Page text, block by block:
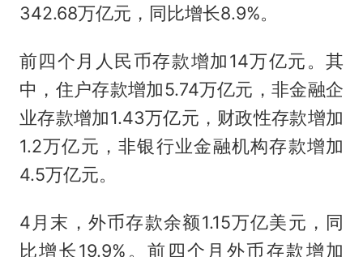
342.68万亿元，同比增长8.9%。
前四个月人民币存款增加14万亿元。其
中，住户存款增加5.74万亿元，非金融企
业存款增加1.43万亿元，财政性存款增加
1.2万亿元，非银行业金融机构存款增加
4.5万亿元。
4月末，外币存款余额1.15万亿美元，同
比增长19.9%。前四个月外币存款增加